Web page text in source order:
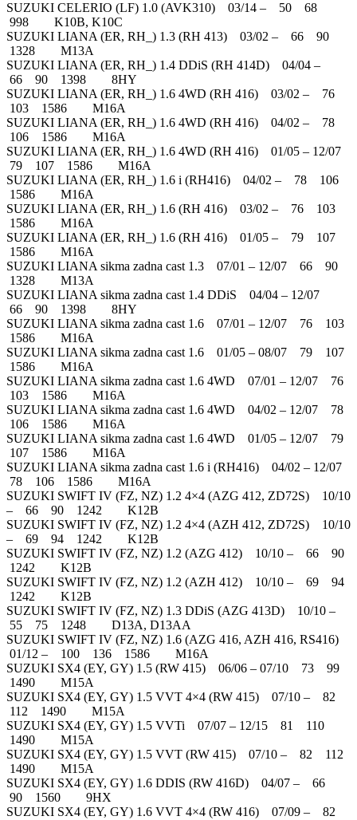
SUZUKI CELERIO (LF) 1.0 (AVK310) 03/14 – 50 68
998 K10B, K10C
SUZUKI LIANA (ER, RH_) 1.3 (RH 413) 03/02 – 66 90
1328 M13A
SUZUKI LIANA (ER, RH_) 1.4 DDiS (RH 414D) 04/04 –
66 90 1398 8HY
SUZUKI LIANA (ER, RH_) 1.6 4WD (RH 416) 03/02 – 76
103 1586 M16A
SUZUKI LIANA (ER, RH_) 1.6 4WD (RH 416) 04/02 – 78
106 1586 M16A
SUZUKI LIANA (ER, RH_) 1.6 4WD (RH 416) 01/05 – 12/07
79 107 1586 M16A
SUZUKI LIANA (ER, RH_) 1.6 i (RH416) 04/02 – 78 106
1586 M16A
SUZUKI LIANA (ER, RH_) 1.6 (RH 416) 03/02 – 76 103
1586 M16A
SUZUKI LIANA (ER, RH_) 1.6 (RH 416) 01/05 – 79 107
1586 M16A
SUZUKI LIANA sikma zadna cast 1.3 07/01 – 12/07 66 90
1328 M13A
SUZUKI LIANA sikma zadna cast 1.4 DDiS 04/04 – 12/07
66 90 1398 8HY
SUZUKI LIANA sikma zadna cast 1.6 07/01 – 12/07 76 103
1586 M16A
SUZUKI LIANA sikma zadna cast 1.6 01/05 – 08/07 79 107
1586 M16A
SUZUKI LIANA sikma zadna cast 1.6 4WD 07/01 – 12/07 76
103 1586 M16A
SUZUKI LIANA sikma zadna cast 1.6 4WD 04/02 – 12/07 78
106 1586 M16A
SUZUKI LIANA sikma zadna cast 1.6 4WD 01/05 – 12/07 79
107 1586 M16A
SUZUKI LIANA sikma zadna cast 1.6 i (RH416) 04/02 – 12/07
78 106 1586 M16A
SUZUKI SWIFT IV (FZ, NZ) 1.2 4×4 (AZG 412, ZD72S) 10/10
– 66 90 1242 K12B
SUZUKI SWIFT IV (FZ, NZ) 1.2 4×4 (AZH 412, ZD72S) 10/10
– 69 94 1242 K12B
SUZUKI SWIFT IV (FZ, NZ) 1.2 (AZG 412) 10/10 – 66 90
1242 K12B
SUZUKI SWIFT IV (FZ, NZ) 1.2 (AZH 412) 10/10 – 69 94
1242 K12B
SUZUKI SWIFT IV (FZ, NZ) 1.3 DDiS (AZG 413D) 10/10 –
55 75 1248 D13A, D13AA
SUZUKI SWIFT IV (FZ, NZ) 1.6 (AZG 416, AZH 416, RS416)
01/12 – 100 136 1586 M16A
SUZUKI SX4 (EY, GY) 1.5 (RW 415) 06/06 – 07/10 73 99
1490 M15A
SUZUKI SX4 (EY, GY) 1.5 VVT 4×4 (RW 415) 07/10 – 82
112 1490 M15A
SUZUKI SX4 (EY, GY) 1.5 VVTi 07/07 – 12/15 81 110
1490 M15A
SUZUKI SX4 (EY, GY) 1.5 VVT (RW 415) 07/10 – 82 112
1490 M15A
SUZUKI SX4 (EY, GY) 1.6 DDIS (RW 416D) 04/07 – 66
90 1560 9HX
SUZUKI SX4 (EY, GY) 1.6 VVT 4×4 (RW 416) 07/09 – 82